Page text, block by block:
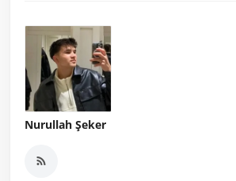
Nurullah Şeker